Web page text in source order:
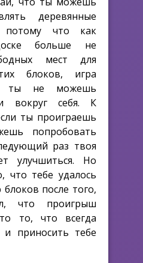
деревянные
потому что как
больше не
мест для
блоков, игра
ты не можешь
вокруг себя. К
ты проиграешь
попробовать
раз твоя
улучшиться. Но
что тебе удалось
после того,
что проигрыш
то, что всегда
и приносить тебе